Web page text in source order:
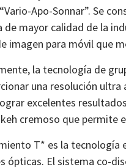
Apo-Sonnar”. Se
de mayor calidad de la
imagen para móvil que
la tecnología de
una resolución
excelentes
cremoso que permite
T* es la tecnología
ópticas. El sistema co-